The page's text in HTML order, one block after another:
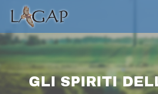
GLI SPIRITI